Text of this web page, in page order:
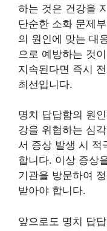
하는 것은 건강을
단순한 소화 문제
의 원인에 맞는 대
으로 예방하는 것
지속된다면 즉시
최선입니다.
명치 답답함의 원
강을 위협하는 심
서 증상 발생 시 적
합니다. 이상 증상
기관을 방문하여
받아야 합니다.
앞으로도 명치 답